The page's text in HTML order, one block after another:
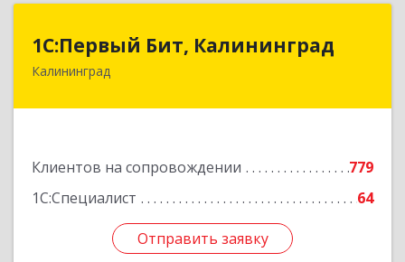
1С:Первый Бит, Калининград
Калининград
Клиентов на сопровождении
779
1С:Специалист
64
Отправить заявку
1С:Первый Бит, Калининград
236006, Калининградская обл, Калининград г,
Отправить заявку